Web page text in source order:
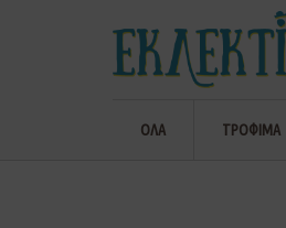
ΟΛΑ ΤΡΟΦΙΜΑ